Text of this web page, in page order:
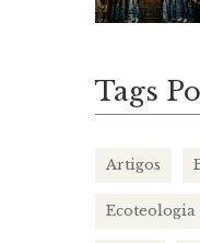
Tags
Artigos
Ecoteologia